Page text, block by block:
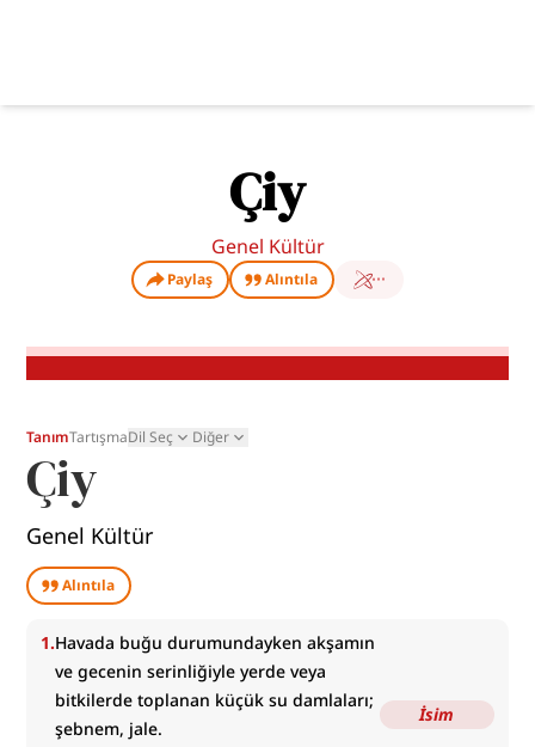
Çiy
Genel Kültür
Paylaş Alıntıla
TanımTartışmaDil Seç Diğer
Çiy
Genel Kültür
Alıntıla
1.Havada buğu durumundayken akşamın
ve gecenin serinliğiyle yerde veya
bitkilerde toplanan küçük su damlaları;
şebnem, jale.
İsim